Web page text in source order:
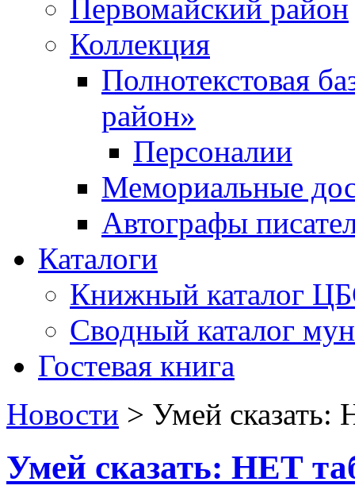
Первомайский район
Коллекция
Полнотекстовая
район»
Персоналии
Мемориальные
Автографы
Каталоги
Книжный каталог
Сводный каталог
Гостевая книга
Новости > Умей
Умей сказать: НЕТ